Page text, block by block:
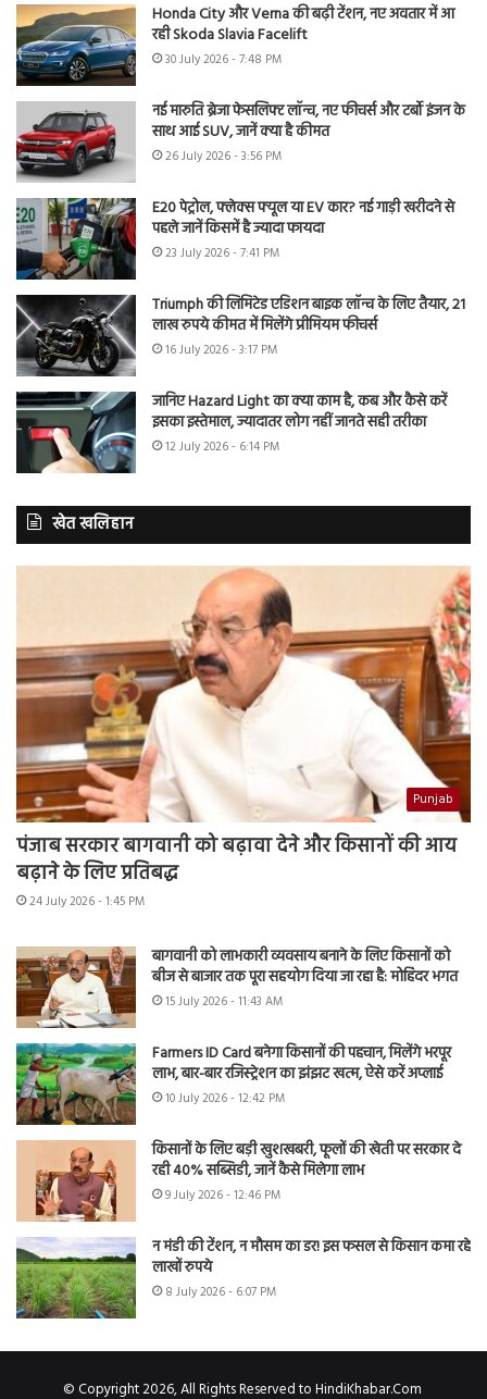
Honda City और Verna की बढ़ी टेंशन, नए अवतार में आ
रही Skoda Slavia Facelift
30 July 2026 - 7:48 PM
नई मारुति ब्रेजा फेसलिफ्ट लॉन्च, नए फीचर्स और टर्बो इंजन के
साथ आई SUV, जानें क्या है कीमत
26 July 2026 - 3:56 PM
E20 पेट्रोल, फ्लेक्स फ्यूल या EV कार? नई गाड़ी खरीदने से
पहले जानें किसमें है ज्यादा फायदा
23 July 2026 - 7:41 PM
Triumph की लिमिटेड एडिशन बाइक लॉन्च के लिए तैयार, 21
लाख रुपये कीमत में मिलेंगे प्रीमियम फीचर्स
16 July 2026 - 3:17 PM
जानिए Hazard Light का क्या काम है, कब और कैसे करें
इसका इस्तेमाल, ज्यादातर लोग नहीं जानते सही तरीका
12 July 2026 - 6:14 PM
खेत खलिहान
Punjab
पंजाब सरकार बागवानी को बढ़ावा देने और किसानों की आय
बढ़ाने के लिए प्रतिबद्ध
24 July 2026 - 1:45 PM
बागवानी को लाभकारी व्यवसाय बनाने के लिए किसानों को
बीज से बाजार तक पूरा सहयोग दिया जा रहा है: मोहिंदर भगत
15 July 2026 - 11:43 AM
Farmers ID Card बनेगा किसानों की पहचान, मिलेंगे भरपूर
लाभ, बार-बार रजिस्ट्रेशन का झंझट खत्म, ऐसे करें अप्लाई
10 July 2026 - 12:42 PM
किसानों के लिए बड़ी खुशखबरी, फूलों की खेती पर सरकार दे
रही 40% सब्सिडी, जानें कैसे मिलेगा लाभ
9 July 2026 - 12:46 PM
न मंडी की टेंशन, न मौसम का डर! इस फसल से किसान कमा रहे
लाखों रुपये
8 July 2026 - 6:07 PM
© Copyright 2026, All Rights Reserved to HindiKhabar.Com